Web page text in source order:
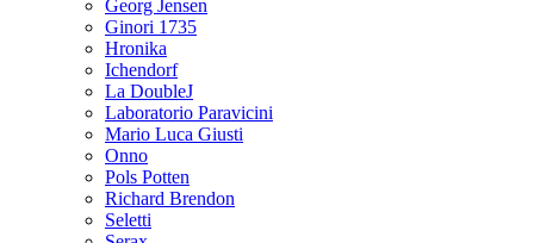
Georg Jensen
Ginori 1735
Hronika
Ichendorf
La DoubleJ
Laboratorio Paravicini
Mario Luca Giusti
Onno
Pols Potten
Richard Brendon
Seletti